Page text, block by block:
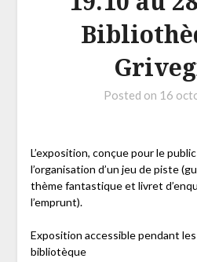
Posted on 16
L’exposition, conçue pour le
l’organisation d’un jeu de piste
thème fantastique et livret
l’emprunt).
Exposition accessible pendant
bibliotèque